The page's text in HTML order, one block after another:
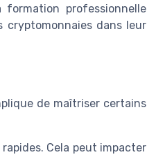
professionnelle
dans leur
de maîtriser certains
Cela peut impacter